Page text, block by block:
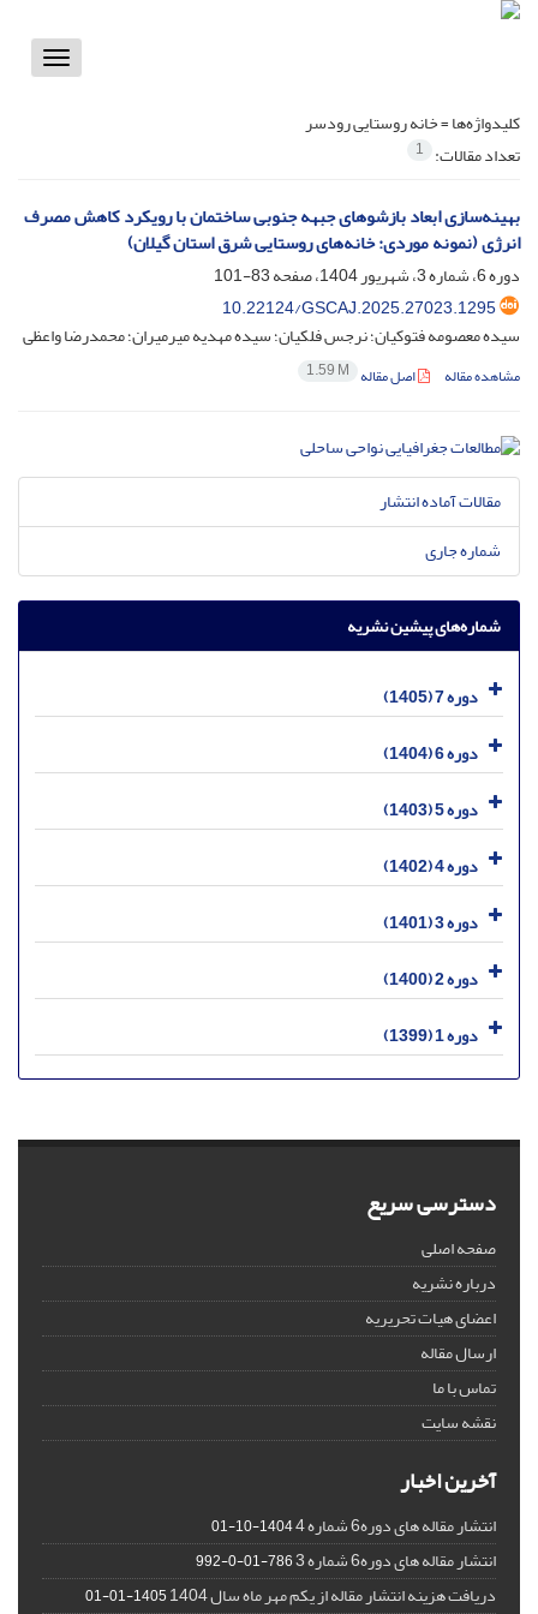
Toggle
کلیدواژه‌ها =خانه روستایی رودسر
تعداد مقالات: 1
بهینه‌سازی ابعاد بازشوهای جبهه جنوبی ساختمان با رویکرد کاهش مصرف
انرژی (نمونه موردی: خانه‌های روستایی شرق استان گیلان)
دوره 6، شماره 3، شهریور 1404، صفحه
83-101
10.22124/GSCAJ.2025.27023.1295
سیده معصومه فتوکیان؛ نرجس فلکیان؛ سیده مهدیه میرمیران؛ محمدرضا واعظی
مشاهده مقاله اصل مقاله 1.59 M
مقالات آماده انتشار
شماره جاری
شماره‌های پیشین نشریه
دوره 7 (1405)
دوره 6 (1404)
دوره 5 (1403)
دوره 4 (1402)
دوره 3 (1401)
دوره 2 (1400)
دوره 1 (1399)
دسترسی سریع
صفحه اصلی
درباره نشریه
اعضای هیات تحریریه
ارسال مقاله
تماس با ما
نقشه سایت
آخرین اخبار
انتشار مقاله های دوره6 شماره 4 1404-10-01
انتشار مقاله های دوره6 شماره 3 786-01-0-992
دریافت هزینه انتشار مقاله از یکم مهر ماه سال 1404 1405-01-01